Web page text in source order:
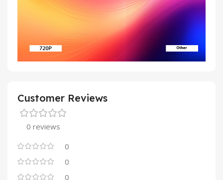
Customer Reviews
0 reviews
0
0
0